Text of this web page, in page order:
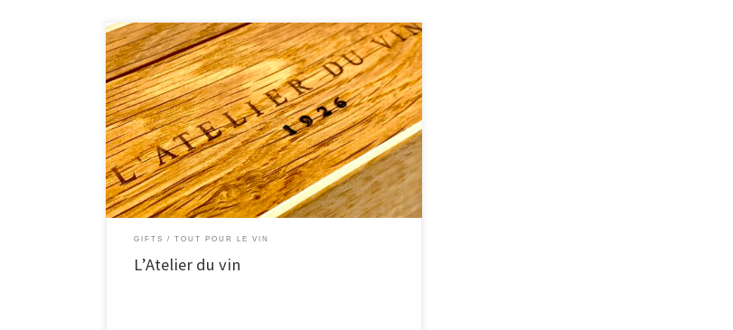
Notre histoire Dès 1926, L’Atelier du Vin se spécialise dans
l’équipement œnologique avec le développement et la
fabrication de matériel de cave et de mise en bouteilles. Par ses
outils du vin et ses outils de la connaissance du vin, L’Atelier du
Vin est devenu aujourd’hui, grâce à sa capacité […]
GIFTS TOUT POUR LE VIN
L’Atelier du vin